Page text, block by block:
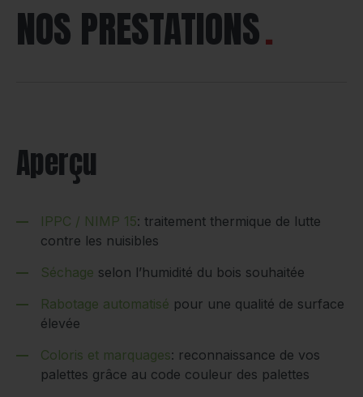
NOS PRESTATIONS
Aperçu
IPPC / NIMP 15: traitement thermique de lutte
contre les nuisibles
Séchage selon l’humidité du bois souhaitée
Rabotage automatisé pour une qualité de surface
élevée
Coloris et marquages: reconnaissance de vos
palettes grâce au code couleur des palettes